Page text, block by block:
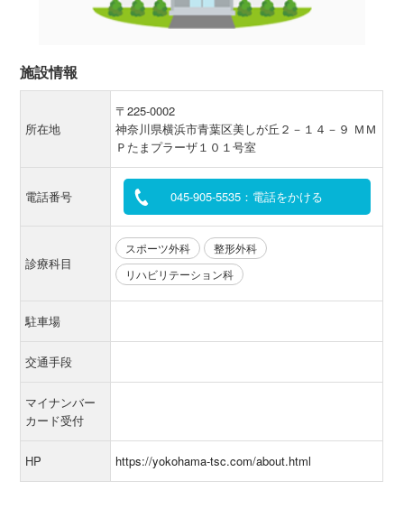
施設情報
所在地
〒225-0002
神奈川県横浜市青葉区美しが丘２－１４－９ ＭＭ
Ｐたまプラーザ１０１号室
電話番号 045-905-5535：電話をかける
診療科目
スポーツ外科
整形外科
リハビリテーション科
駐車場
交通手段
マイナンバー
カード受付
HP https://yokohama-tsc.com/about.html